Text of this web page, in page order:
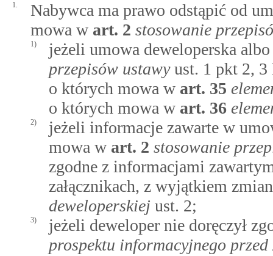
1.
Nabywca ma prawo odstąpić od
mowa w art. 2 stosowanie
1)
jeżeli umowa deweloperska
przepisów ustawyust. 1 pkt 2, 3
o których mowa w art. 35
o których mowa w art. 36
2)
jeżeli informacje zawarte w
mowa w art. 2 stosowanie
zgodne z informacjami
załącznikach, z wyjątkiem
deweloperskiej ust. 2;
3)
jeżeli deweloper nie doręczył
prospektu informacyjnego